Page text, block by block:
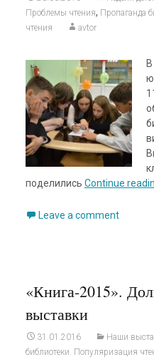
Проблемы чтения, Пропаганда
чтения
avtor
поделились Continue
Leave a comment
«Книга-2015».
выставки
31.01.2016 Наши
библиотеки. Популяризация